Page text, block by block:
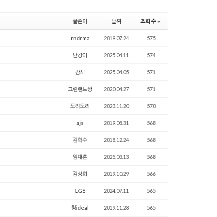
글쓴이 날짜 조회 수
rndrma 2019.07.24 575
난강이 2025.04.11 574
감사 2025.04.05 571
그린랜드짱 2020.04.27 571
도리도리 2023.11.20 570
ajs 2019.08.31 568
김학수 2018.12.24 568
임대훈 2025.03.13 568
김상희 2019.10.29 566
LGE 2024.07.11 565
팀ideal 2019.11.28 565